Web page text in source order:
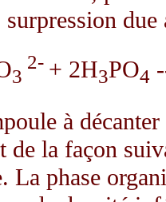
surpression due
3
2- + 2H3PO4
à
de la façon
La phase